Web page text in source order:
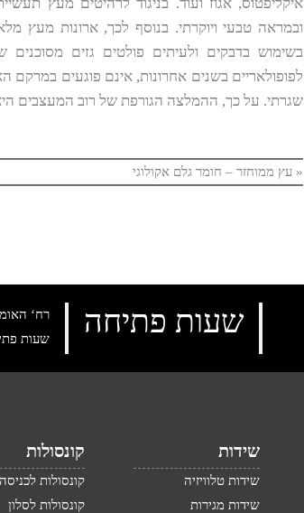
בשימוש בדבקים ולעיתים פולטים גזים
לפופולאריים בשנים אחרונות, אינם פוגעים במרקם
שגרתי. על כך, ההמלצה הגורפת של רוב המעצבים
« עץ ממוחזר – חומר גלם אקולוגי
רח‘ האומנות 20 , א.ת חדש
שעות פתיחה: א‘-ה‘
שעות פתיחה
שידות
שידות טלוויזיה
שידות מגירות
קונסולות
קונסולות
קונסולות לסלון